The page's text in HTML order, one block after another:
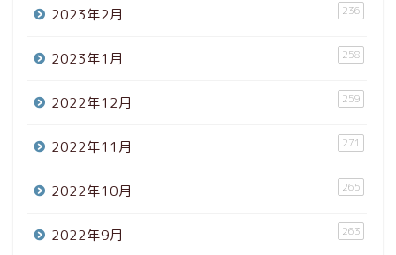
2023年2月 236
2023年1月 258
2022年12月 259
2022年11月 271
2022年10月 265
2022年9月 263